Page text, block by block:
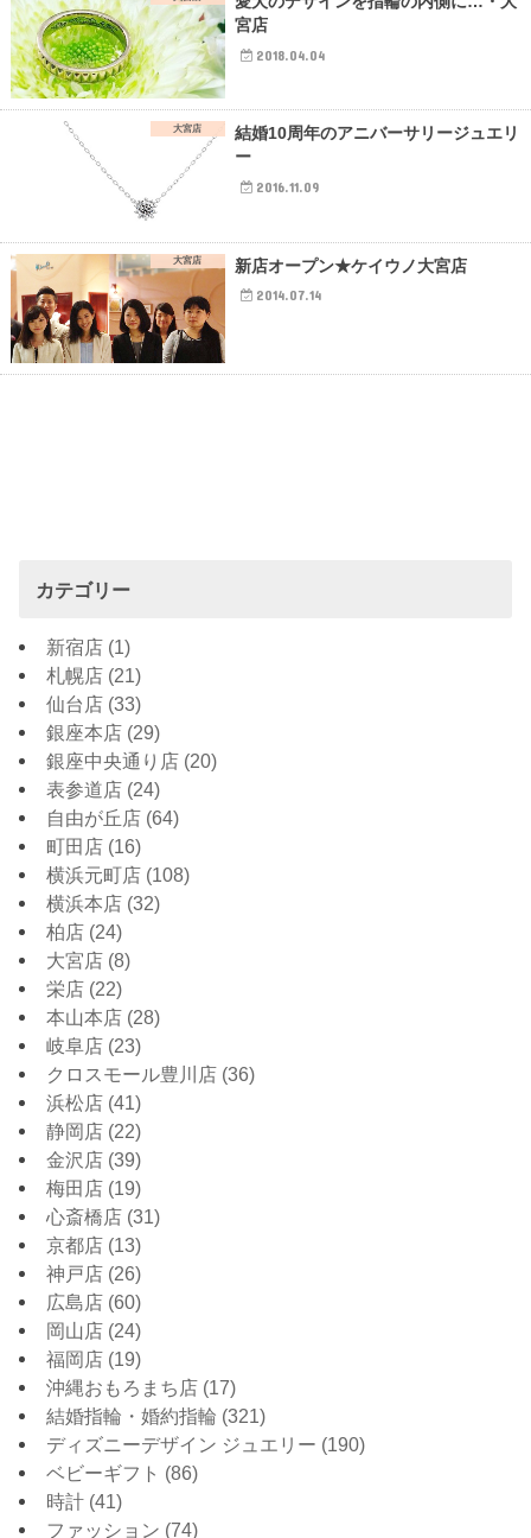
宮店
2018.04.04
大宮店
結婚10周年のアニバーサリージュエリ
ー
2016.11.09
大宮店 新店オープン★ケイウノ大宮店
2014.07.14
カテゴリー
新宿店 (1)
札幌店 (21)
仙台店 (33)
銀座本店 (29)
銀座中央通り店 (20)
表参道店 (24)
自由が丘店 (64)
町田店 (16)
横浜元町店 (108)
横浜本店 (32)
柏店 (24)
大宮店 (8)
栄店 (22)
本山本店 (28)
岐阜店 (23)
クロスモール豊川店 (36)
浜松店 (41)
静岡店 (22)
金沢店 (39)
梅田店 (19)
心斎橋店 (31)
京都店 (13)
神戸店 (26)
広島店 (60)
岡山店 (24)
福岡店 (19)
沖縄おもろまち店 (17)
結婚指輪・婚約指輪 (321)
ディズニーデザイン ジュエリー (190)
ベビーギフト (86)
時計 (41)
ファッション (74)